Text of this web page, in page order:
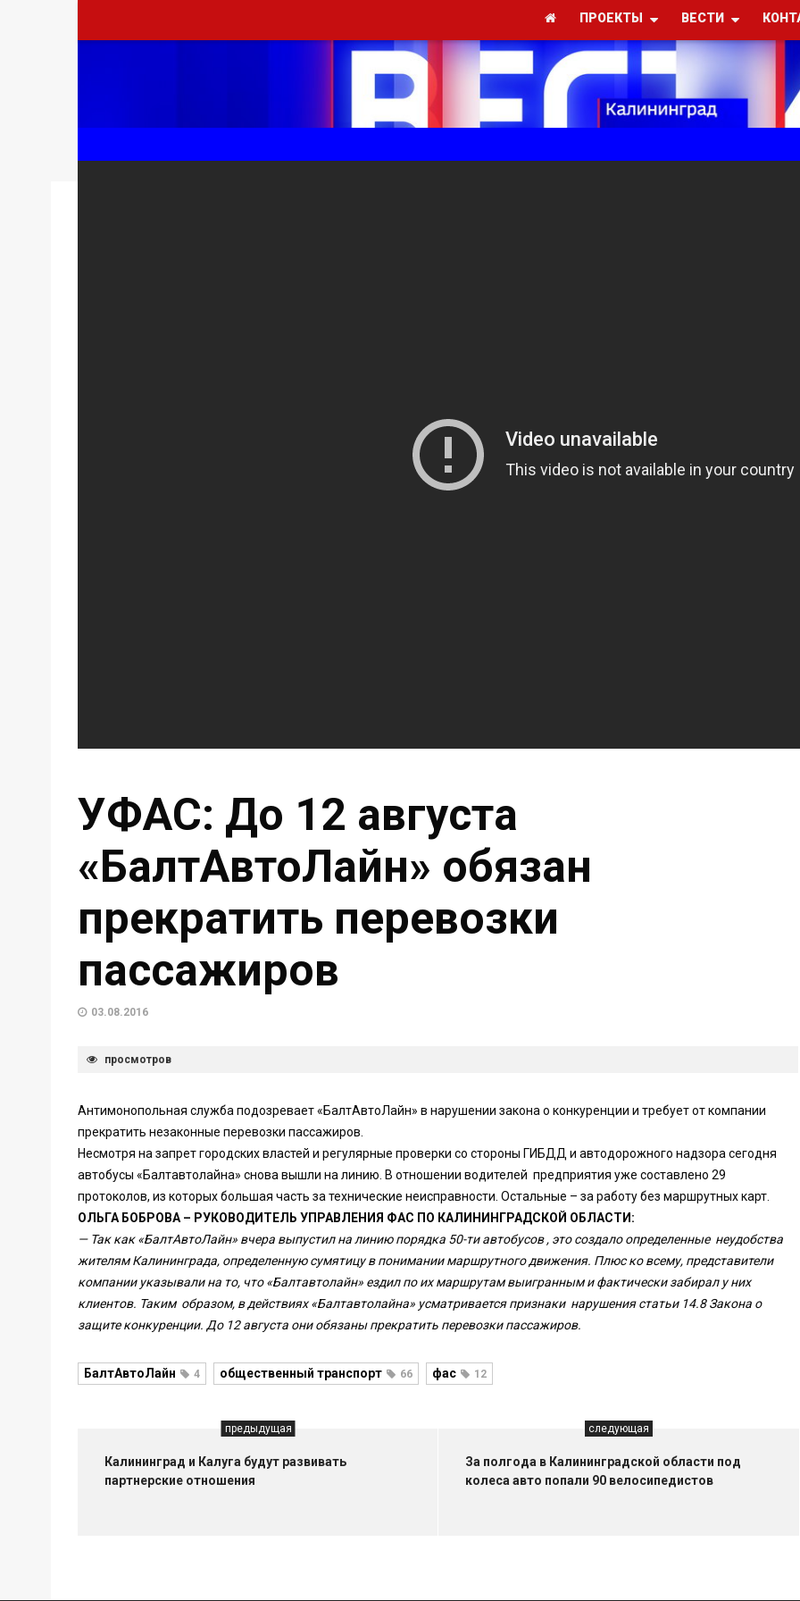
ПРОЕКТЫ ВЕСТИ
УФАС: До 12 августа
«БалтАвтоЛайн» обязан
прекратить перевозки
пассажиров
03.08.2016
просмотров
Антимонопольная служба подозревает «БалтАвтоЛайн» в нарушении закона о конкуренции и требует от компании
прекратить незаконные перевозки пассажиров.
Несмотря на запрет городских властей и регулярные проверки со стороны ГИБДД и автодорожного надзора сегодня
автобусы «Балтавтолайна» снова вышли на линию. В отношении водителей предприятия уже составлено 29
протоколов, из которых большая часть за технические неисправности. Остальные – за работу без маршрутных карт.
ОЛЬГА БОБРОВА – РУКОВОДИТЕЛЬ УПРАВЛЕНИЯ ФАС ПО КАЛИНИНГРАДСКОЙ ОБЛАСТИ:
— Так как «БалтАвтоЛайн» вчера выпустил на линию порядка 50-ти автобусов , это создало определенные неудобства
жителям Калининграда, определенную сумятицу в понимании маршрутного движения. Плюс ко всему, представители
компании указывали на то, что «Балтавтолайн» ездил по их маршрутам выигранным и фактически забирал у них
клиентов. Таким образом, в действиях «Балтавтолайна» усматривается признаки нарушения статьи 14.8 Закона о
защите конкуренции. До 12 августа они обязаны прекратить перевозки пассажиров.
БалтАвтоЛайн 4 общественный транспорт 66 фас 12
предыдущая
Калининград и Калуга будут развивать
партнерские отношения
следующая
За полгода в Калининградской области под
колеса авто попали 90 велосипедистов